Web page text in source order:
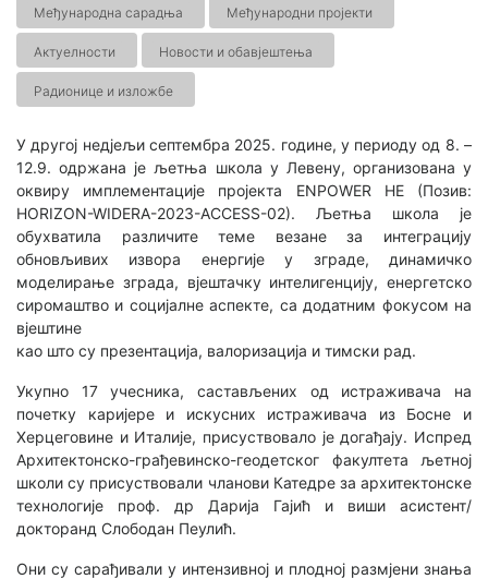
Међународна сарадња Међународни пројекти
Актуелности Новости и обавјештења
Радионице и изложбе
У другој недjељи септембра 2025. године, у периоду од 8. –
12.9. одржана је љетња школа у Левену, организована у
оквиру имплементације пројекта ENPOWER HE (Позив:
HORIZON-WIDERA-2023-ACCESS-02). Љетња школа је
обухватила различите теме везане за интеграцију
обновљивих извора енергије у зграде, динамичко
моделирање зграда, вјештачку интелигенцију, енергетско
сиромаштво и социјалне аспекте, са додатним фокусом на
вjештине
као што су презентација, валоризација и тимски рад.
Укупно 17 учесника, састављених од истраживача на
почетку каријере и искусних истраживача из Босне и
Херцеговине и Италије, присуствовало је догађају. Испред
Архитектонско-грађевинско-геодетског факултета љетној
школи су присуствовали чланови Катедре за архитектонске
технологије проф. др Дарија Гајић и виши асистент/
докторанд Слободан Пеулић.
Они су сарађивали у интензивној и плодној размјени знања